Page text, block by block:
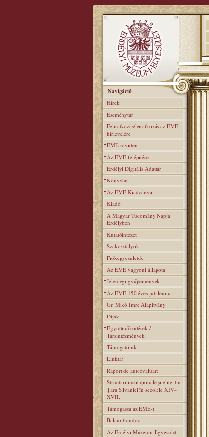
Navigáció
Hírek
Eseménytár
Feliratkozás/leiratkozás az EME
hírlevelére
EME röviden
Az EME felépitése
Erdélyi Digitális Adattár
Könyvtár
Az EME Kiadványai
Kiadó
A Magyar Tudomány Napja
Erdélyben
Kutatóintézet
Szakosztályok
Fiókegyesületek
Az EME vagyoni állapota
Jelenlegi gyűjtemények
Az EME 150 éves jubileuma
Gr. Mikó Imre Alapitvány
Díjak
Együttműködések /
Társintézmények
Támogatóink
Linktár
Raport de autoevaluare
Structuri instituţionale şi elite din
Ţara Silvaniei în secolele XIV–
XVII.
Támogassa az EMÉ-t
Balaur bondoc
Az Erdélyi Múzeum-Egyesület